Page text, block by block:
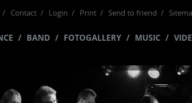
Contact Login Print Send to friend
BAND FOTOGALLERY MUSIC